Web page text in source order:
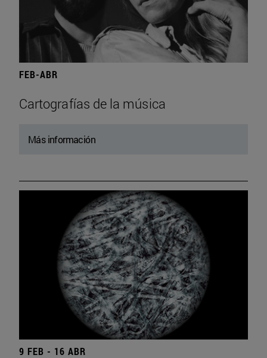
FEB-ABR
Cartografías de la música
Más información
9 FEB - 16 ABR